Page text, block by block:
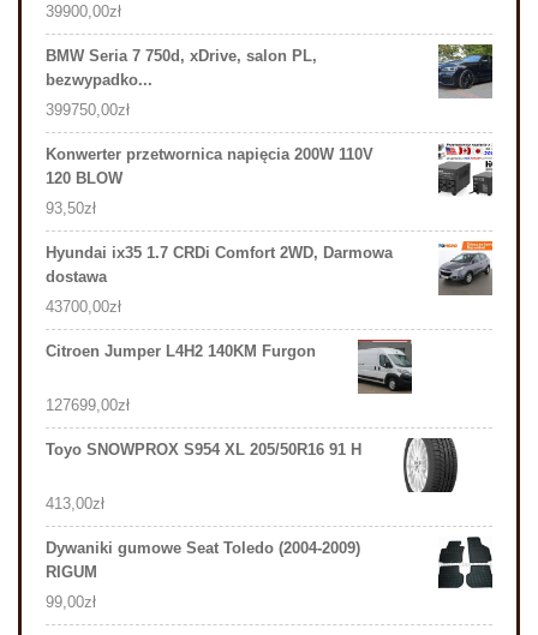
39900,00zł
BMW Seria 7 750d, xDrive, salon PL,
bezwypadko...
399750,00zł
Konwerter przetwornica napięcia 200W 110V
120 BLOW
93,50zł
Hyundai ix35 1.7 CRDi Comfort 2WD, Darmowa
dostawa
43700,00zł
Citroen Jumper L4H2 140KM Furgon
127699,00zł
Toyo SNOWPROX S954 XL 205/50R16 91 H
413,00zł
Dywaniki gumowe Seat Toledo (2004-2009)
RIGUM
99,00zł